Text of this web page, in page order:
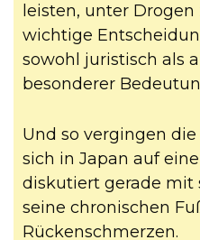
leisten, unter
wichtige
sowohl juristisch als
besonderer
Und so vergingen
sich in Japan auf
diskutiert gerade mit
seine chronischen
Rückenschmerzen.